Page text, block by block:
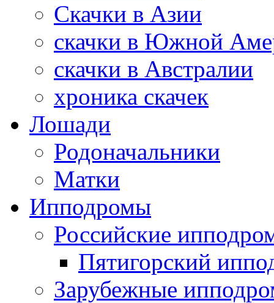
Скачки в Азии
скачки в Южной
скачки в Австралии
хроника скачек
Лошади
Родоначальники
Матки
Ипподромы
Российские
Пятигорский
Зарубежные